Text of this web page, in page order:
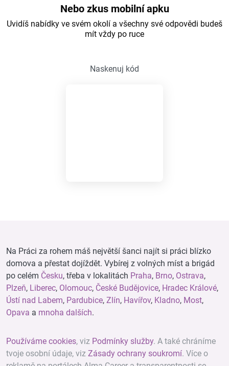
Nebo zkus mobilní apku
Uvidíš nabídky ve svém okolí a všechny své odpovědi budeš
mít vždy po ruce
Naskenuj kód
Na Práci za rohem máš největší šanci najít si práci blízko
domova a přestat dojíždět. Vybírej z volných míst a brigád
po celém Česku, třeba v lokalitách Praha, Brno, Ostrava,
Plzeň, Liberec, Olomouc, České Budějovice, Hradec Králové,
Ústí nad Labem, Pardubice, Zlín, Havířov, Kladno, Most,
Opava a mnoha dalších.
Používáme cookies, viz Podmínky služby. A také chráníme
tvoje osobní údaje, viz Zásady ochrany soukromí. Více o